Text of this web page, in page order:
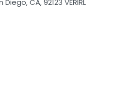
CA, 92123 VERIRL